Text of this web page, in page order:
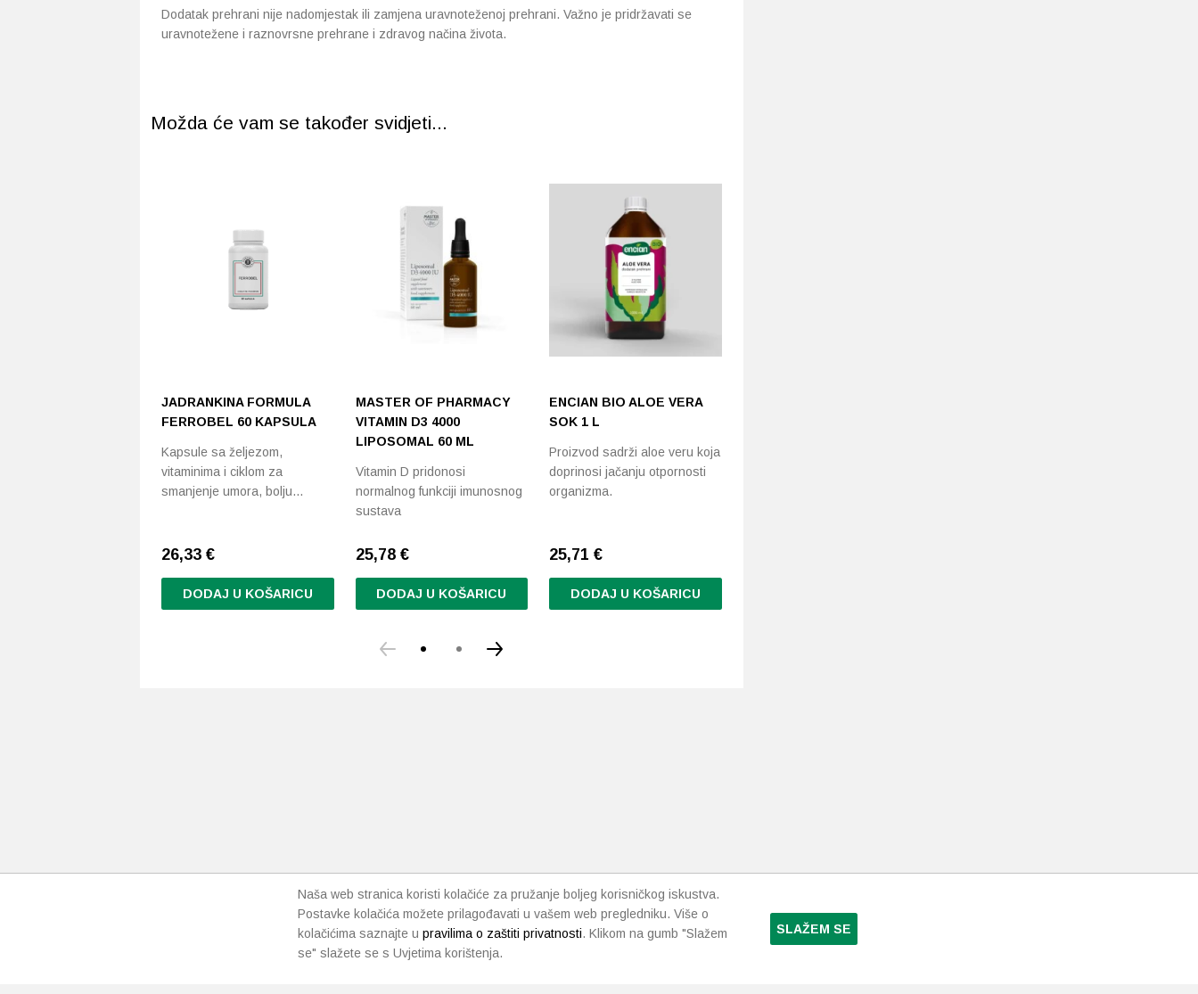
Dodatak prehrani nije nadomjestak ili zamjena uravnoteženoj prehrani. Važno je pridržavati se
uravnotežene i raznovrsne prehrane i zdravog načina života.
Možda će vam se također svidjeti...
JADRANKINA FORMULA
FERROBEL 60 KAPSULA
Kapsule sa željezom,
vitaminima i ciklom za
smanjenje umora, bolju…
26,33 €
DODAJ U KOŠARICU
MASTER OF PHARMACY
VITAMIN D3 4000
LIPOSOMAL 60 ML
Vitamin D pridonosi
normalnog funkciji imunosnog
sustava
25,78 €
DODAJ U KOŠARICU
ENCIAN BIO ALOE VERA
SOK 1 L
Proizvod sadrži aloe veru koja
doprinosi jačanju otpornosti
organizma.
25,71€
DODAJ U KOŠARICU
Naša web stranica koristi kolačiće za pružanje boljeg korisničkog iskustva.
Postavke kolačića možete prilagođavati u vašem web pregledniku. Više o
kolačićima saznajte u pravilima o zaštiti privatnosti. Klikom na gumb "Slažem
se" slažete se s Uvjetima korištenja.
SLAŽEM SE